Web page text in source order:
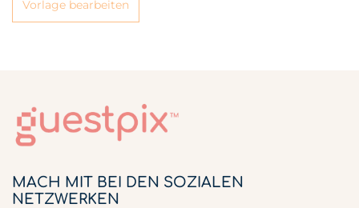
Vorlage bearbeiten
MACH MIT BEI DEN SOZIALEN
NETZWERKEN